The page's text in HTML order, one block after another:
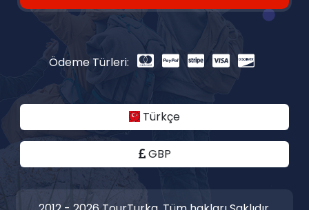
Ödeme Türleri:
Türkçe
GBP